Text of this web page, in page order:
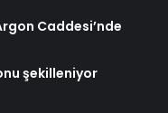
Caddesi’nde
şekilleniyor